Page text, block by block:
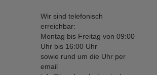
Wir sind telefonisch
erreichbar:
Montag bis Freitag von 09:00
Uhr bis 16:00 Uhr
sowie rund um die Uhr per
email